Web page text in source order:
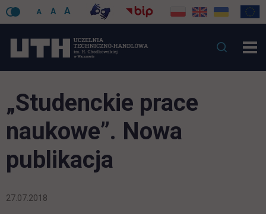
A A A
„Studenckie prace
naukowe”. Nowa
publikacja
27.07.2018